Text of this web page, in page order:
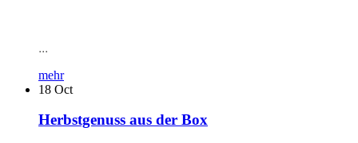
...
mehr
18 Oct
Herbstgenuss aus der Box